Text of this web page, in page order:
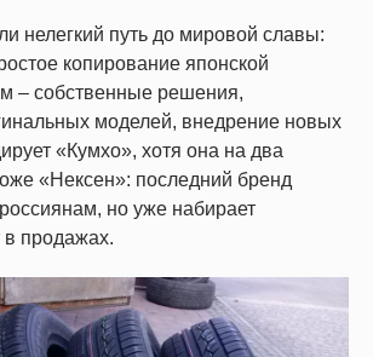
нелегкий путь до мировой славы:
копирование японской
– собственные решения,
моделей, внедрение новых
«Кумхо», хотя она на два
«Нексен»: последний бренд
но уже набирает
продажах.